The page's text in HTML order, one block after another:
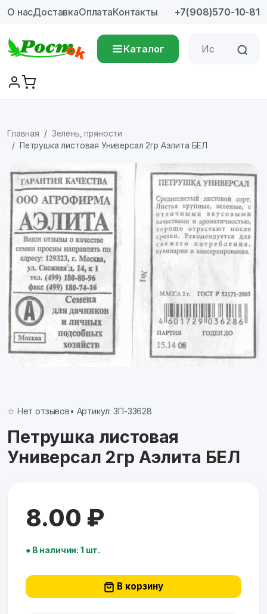
О насДоставкаОплатаКонтакты +7(908)570-10-81
Каталог
Главная
Зелень, пряности
Петрушка листовая Универсал 2гр Аэлита БЕЛ
☆ Нет отзывов• Артикул: ЗП-33628
Петрушка листовая
Универсал 2гр Аэлита БЕЛ
8.00 ₽
● В наличии: 1 шт.
В корзину